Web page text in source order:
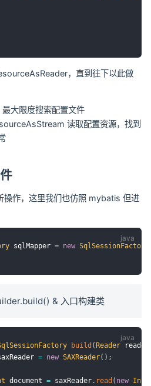
，直到往下以此做
大限度搜索配置文件
读取配置资源，找到
操作，这里我们也仿照 mybatis 但进
sqlMapper = new
& 入口构建类
build ( Reader reader
= new SAXReader( ) ;
document = saxReader . read ( new